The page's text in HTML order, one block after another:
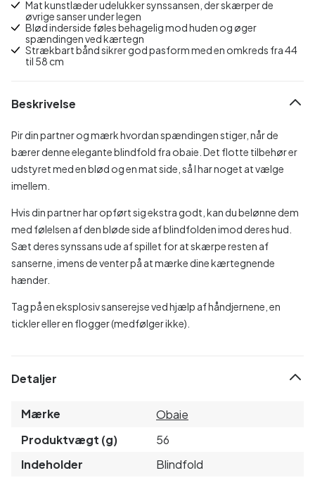
Mat kunstlæder udelukker synssansen, der skærper de
øvrige sanser under legen
Blød inderside føles behagelig mod huden og øger
spændingen ved kærtegn
Strækbart bånd sikrer god pasform med en omkreds fra 44
til 58 cm
Beskrivelse
Pir din partner og mærk hvordan spændingen stiger, når de
bærer denne elegante blindfold fra obaie. Det flotte tilbehør er
udstyret med en blød og en mat side, så I har noget at vælge
imellem.
Hvis din partner har opført sig ekstra godt, kan du belønne dem
med følelsen af den bløde side af blindfolden imod deres hud.
Sæt deres synssans ude af spillet for at skærpe resten af
sanserne, imens de venter på at mærke dine kærtegnende
hænder.
Tag på en eksplosiv sanserejse ved hjælp af håndjernene, en
tickler eller en flogger (medfølger ikke).
Detaljer
Mærke
Obaie
Produktvægt (g)
56
Indeholder
Blindfold